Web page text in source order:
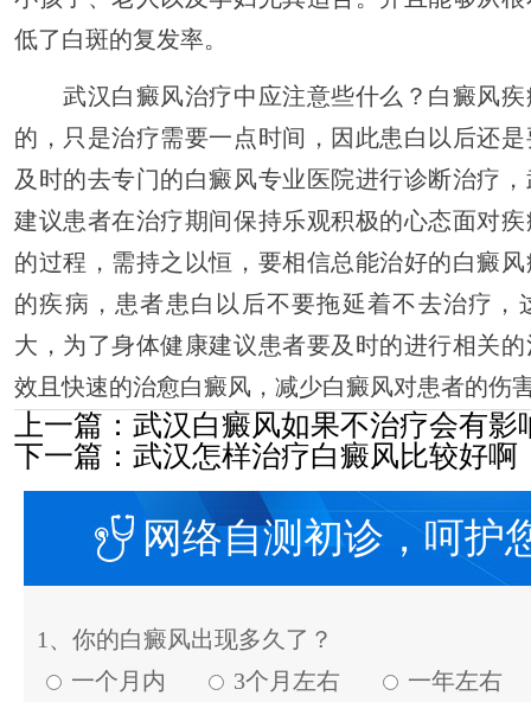
低了白斑的复发率。
武汉白癜风治疗中应注意些什么？白癜风疾
的，只是治疗需要一点时间，因此患白以后还
及时的去专门的白癜风专业医院进行诊断治疗
建议患者在治疗期间保持乐观积极的心态面对
的过程，需持之以恒，要相信总能治好的白癜
的疾病，患者患白以后不要拖延着不去治疗，
大，为了身体健康建议患者要及时的进行相关
效且快速的治愈白癜风，减少白癜风对患者的伤
上一篇： 武汉白癜风如果不治疗会有影
下一篇： 武汉怎样治疗白癜风比较好啊
网络自测初诊，呵护
1、你的白癜风出现多久了？
一个月内
3个月左右 一年左右